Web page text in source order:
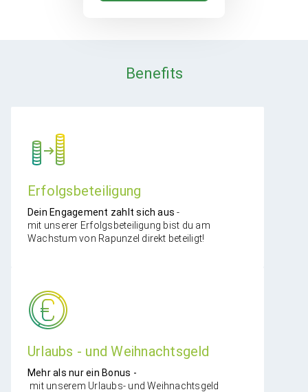
Benefits
Erfolgsbeteiligung
​Dein Engagement zahlt sich aus -
mit unserer Erfolgsbeteiligung bist du am
Wachstum von Rapunzel direkt beteiligt!
Urlaubs - und Weihnachtsgeld
​Mehr als nur ein Bonus -
mit unserem Urlaubs- und Weihnachtsgeld